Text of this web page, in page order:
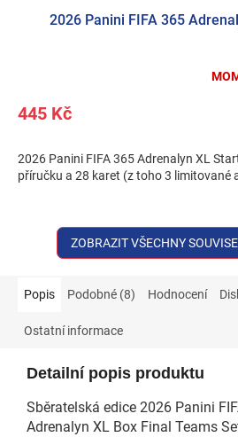
2026 Panini FIFA 365
445 Kč
2026 Panini FIFA 365 Adrenalyn XL
příručku a 28 karet (z toho 3 limitované
ZOBRAZIT VŠECHNY
Popis Podobné (8) Hodnocení
Ostatní informace
Detailní popis produktu
Sběratelská edice 2026 Panini
Adrenalyn XL Box Final Teams